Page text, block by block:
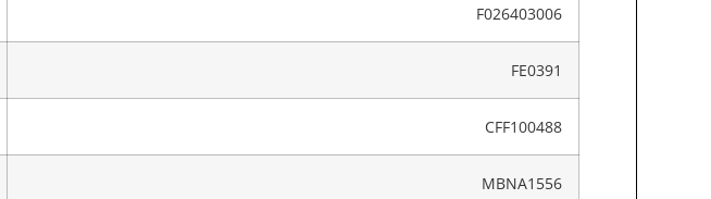
F026403006
FE0391
CFF100488
MBNA1556